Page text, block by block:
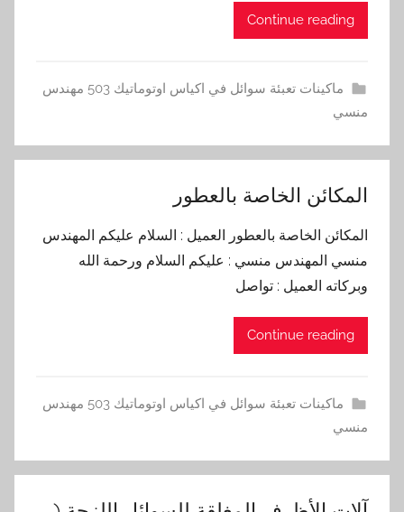
Continue reading
ماكينات تعبئة سوائل في اكياس اوتوماتيك 503 مهندس
منسي
المكائن الخاصة بالعطور
المكائن الخاصة بالعطور العميل : السلام عليكم المهندس
منسي المهندس منسي : عليكم السلام ورحمة الله
وبركاته العميل : تواصل
Continue reading
ماكينات تعبئة سوائل في اكياس اوتوماتيك 503 مهندس
منسي